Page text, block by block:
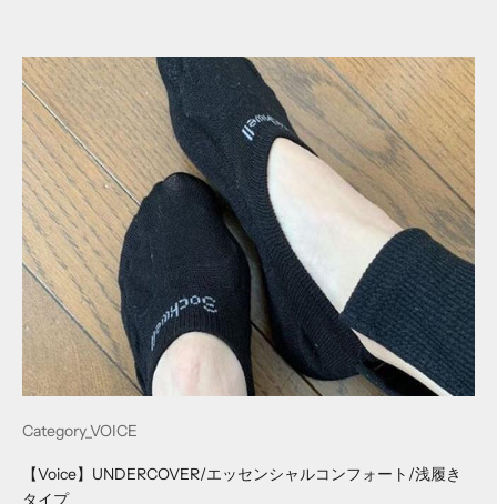
Category_VOICE
【Voice】UNDERCOVER/エッセンシャルコンフォート/浅履き
タイプ